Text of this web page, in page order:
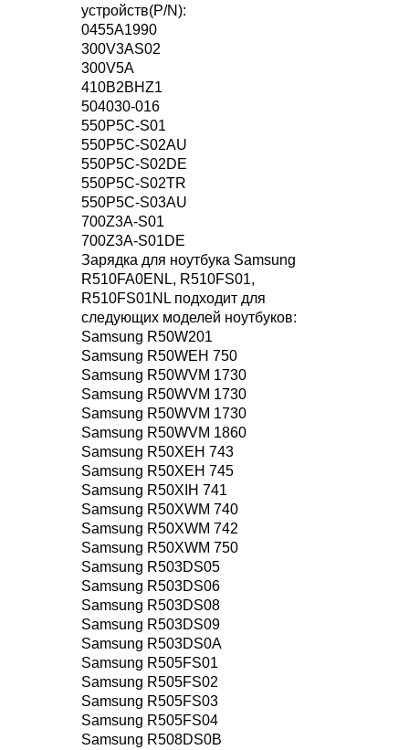
устройств(P/N):
0455A1990
300V3AS02
300V5A
410B2BHZ1
504030-016
550P5C-S01
550P5C-S02AU
550P5C-S02DE
550P5C-S02TR
550P5C-S03AU
700Z3A-S01
700Z3A-S01DE
Зарядка для ноутбука Samsung
R510FA0ENL, R510FS01,
R510FS01NL подходит для
следующих моделей ноутбуков:
Samsung R50W201
Samsung R50WEH 750
Samsung R50WVM 1730
Samsung R50WVM 1730
Samsung R50WVM 1730
Samsung R50WVM 1860
Samsung R50XEH 743
Samsung R50XEH 745
Samsung R50XIH 741
Samsung R50XWM 740
Samsung R50XWM 742
Samsung R50XWM 750
Samsung R503DS05
Samsung R503DS06
Samsung R503DS08
Samsung R503DS09
Samsung R503DS0A
Samsung R505FS01
Samsung R505FS02
Samsung R505FS03
Samsung R505FS04
Samsung R508DS0B